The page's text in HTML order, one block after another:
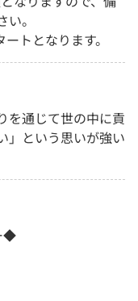
。
トとなります。
を通じて世の中に貢
」という思いが強い
◆